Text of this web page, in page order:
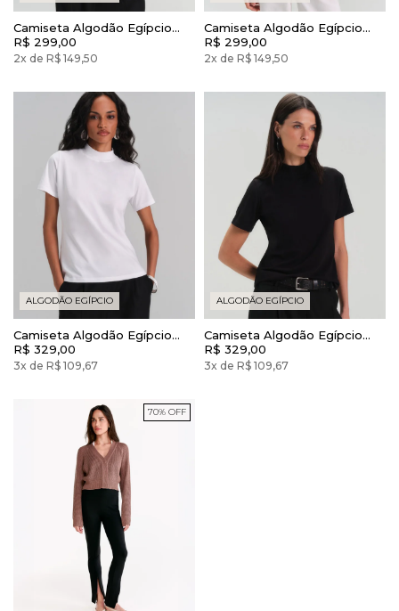
Camiseta Algodão Egípcio
Camys Gola Redonda Branca
R$ 299,00
2x de R$ 149,50
Camiseta Algodão Egípcio
Camys Gola Redonda Preto
R$ 299,00
2x de R$ 149,50
ALGODÃO EGÍPCIO
Camiseta Algodão Egípcio
Camys Gola Alta Branca
R$ 329,00
3x de R$ 109,67
ALGODÃO EGÍPCIO
Camiseta Algodão Egípcio
Camys Gola Alta Preto
R$ 329,00
3x de R$ 109,67
70% OFF